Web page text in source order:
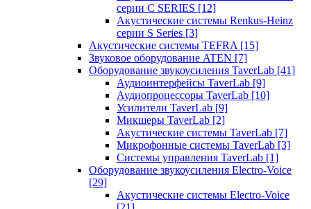
серии C SERIES [12]
Акустические системы Renkus-Heinz
серии S Series [3]
Акустические системы TEFRA [15]
Звуковое оборудование ATEN [7]
Оборудование звукоусиления TaverLab [41]
Аудиоинтерфейсы TaverLab [9]
Аудиопроцессоры TaverLab [10]
Усилители TaverLab [9]
Микшеры TaverLab [2]
Акустические системы TaverLab [7]
Микрофонные системы TaverLab [3]
Системы управления TaverLab [1]
Оборудование звукоусиления Electro-Voice
[29]
Акустические системы Electro-Voice